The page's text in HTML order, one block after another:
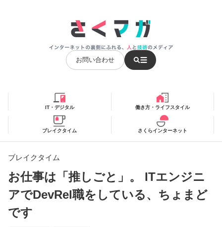
お問い合わせ
IT・デジタル 働き方・ライフスタイル
ブレイクタイム さくらインターネット
ブレイクタイム
お仕事は「推しごと」。 ITエンジニ
アでDevRel職をしている、ちょまど
です